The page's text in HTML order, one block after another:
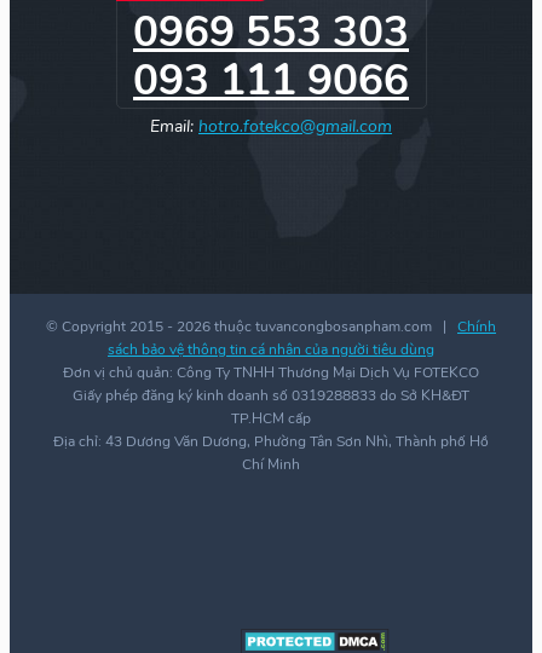
0969 553 303
093 111 9066
Email: hotro.fotekco@gmail.com
© Copyright 2015 - 2026 thuộc tuvancongbosanpham.com | Chính
sách bảo vệ thông tin cá nhân của người tiêu dùng
Đơn vị chủ quản: Công Ty TNHH Thương Mại Dịch Vụ FOTEKCO
Giấy phép đăng ký kinh doanh số 0319288833 do Sở KH&ĐT
TP.HCM cấp
Địa chỉ: 43 Dương Văn Dương, Phường Tân Sơn Nhì, Thành phố Hồ
Chí Minh